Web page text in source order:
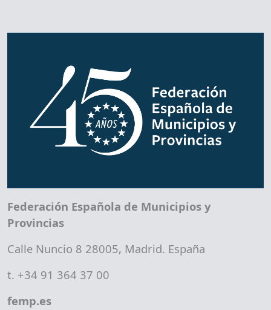
Federación Española de Municipios y
Provincias
Calle Nuncio 8 28005, Madrid. España
t. +34 91 364 37 00
femp.es